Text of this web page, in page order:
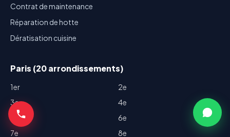
Contrat de maintenance
Réparation de hotte
Dératisation cuisine
Paris (20 arrondissements)
1er
2e
3e
4e
5e
6e
7e
8e